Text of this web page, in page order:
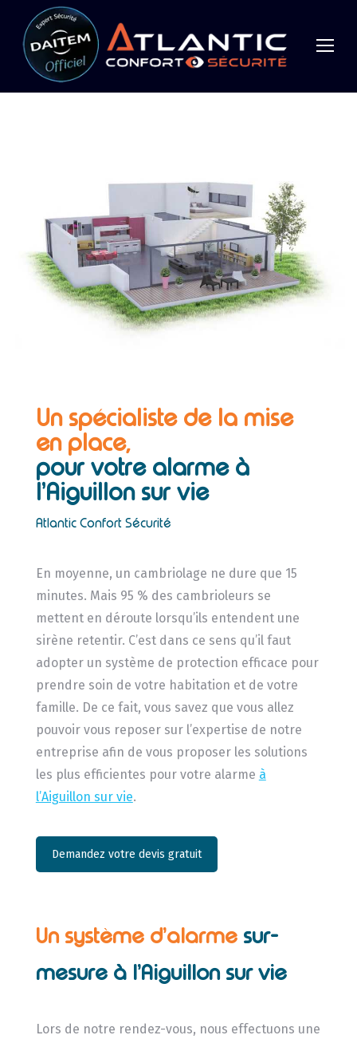
Un spécialiste de la mise
en place,
pour votre alarme à
l’Aiguillon sur vie
Atlantic Confort Sécurité
En moyenne, un cambriolage ne dure que 15
minutes. Mais 95 % des cambrioleurs se
mettent en déroute lorsqu’ils entendent une
sirène retentir. C’est dans ce sens qu’il faut
adopter un système de protection efficace pour
prendre soin de votre habitation et de votre
famille. De ce fait, vous savez que vous allez
pouvoir vous reposer sur l’expertise de notre
entreprise afin de vous proposer les solutions
les plus efficientes pour votre alarme à
l’Aiguillon sur vie.
Demandez votre devis gratuit
Un système d’alarme sur-
mesure à l’Aiguillon sur vie
Lors de notre rendez-vous, nous effectuons une